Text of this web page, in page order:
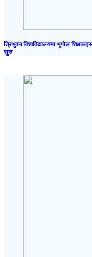
त्रिभुवन विश्वविद्यालयमा भूगोल
सुरु